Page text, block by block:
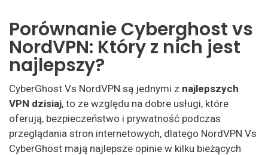
Porównanie Cyberghost vs
NordVPN: Który z nich jest
najlepszy?
CyberGhost Vs NordVPN są jednymi z najlepszych
VPN dzisiaj, to ze względu na dobre usługi, które
oferują, bezpieczeństwo i prywatność podczas
przeglądania stron internetowych, dlatego NordVPN Vs
CyberGhost mają najlepsze opinie w kilku bieżących